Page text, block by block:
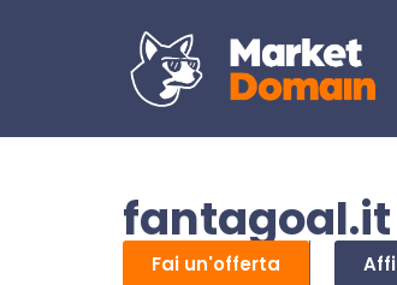
fantagoal.it
Fai un'offerta